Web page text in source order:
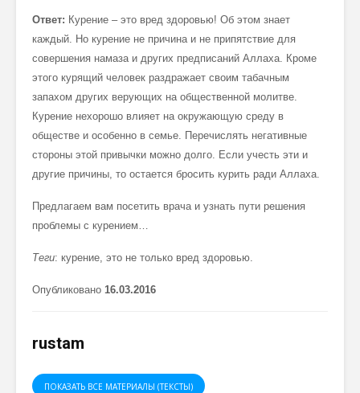
Ответ: Курение – это вред здоровью! Об этом знает
каждый. Но курение не причина и не припятствие для
совершения намаза и других предписаний Аллаха. Кроме
этого курящий человек раздражает своим табачным
запахом других верующих на общественной молитве.
Курение нехорошо влияет на окружающую среду в
обществе и особенно в семье. Перечислять негативные
стороны этой привычки можно долго. Если учесть эти и
другие причины, то остается бросить курить ради Аллаха.
Предлагаем вам посетить врача и узнать пути решения
проблемы с курением…
Теги: курение, это не только вред здоровью.
Опубликовано 16.03.2016
rustam
ПОКАЗАТЬ ВСЕ МАТЕРИАЛЫ (ТЕКСТЫ)